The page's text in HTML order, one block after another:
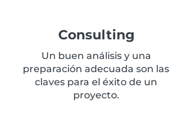
Consulting
Un buen análisis y una
preparación adecuada son las
claves para el éxito de un
proyecto.